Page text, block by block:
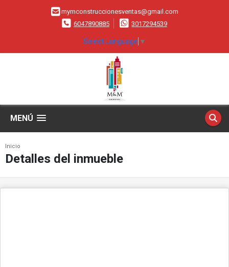
mymconstruccionesventas@gmail.com
6047890885
3017294539
Select Language ▼
MENÚ
Inicio
Detalles del inmueble